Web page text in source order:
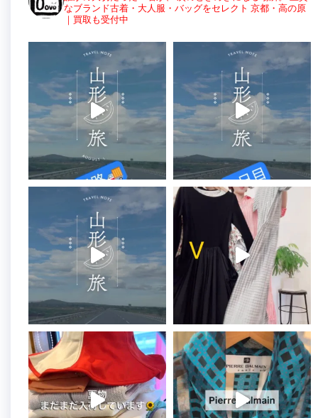
なブランド古着・大人服・バッグをセレクト 京都・高の原
｜買取も受付中